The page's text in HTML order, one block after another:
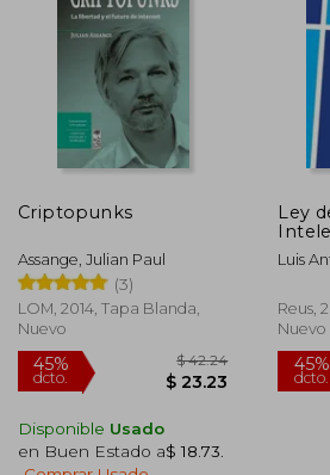
$ 168.30
Criptopunks
Assange, Julian Paul
(3)
LOM, 2014, Tapa Blanda,
Nuevo
Disponible Usado
en Buen Estado a$ 18.73
Ley
a
Luis
Reus,
Nuevo